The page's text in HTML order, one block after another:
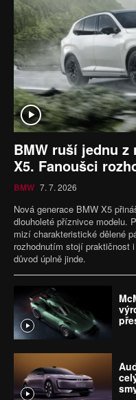
BMW ruší jednu
X5. Fanoušci
BMW 7. 7. 2026
Nová generace BMW X5
dlouholeté příznivce modelu.
mizí charakteristické dělené
rozhodnutím stojí praktičnost
důvod úplně jinde.